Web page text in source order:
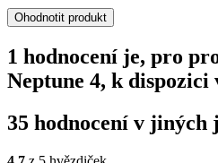
Ohodnotit produkt
1 hodnocení je, pro
Neptune 4, k dispozici
35 hodnocení v jiných